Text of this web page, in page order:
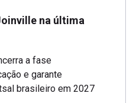
na última
a fase
e garante
brasileiro em 2027